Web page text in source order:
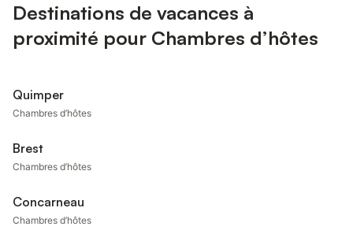
Destinations de vacances à
proximité pour Chambres d’hôtes
Quimper
Chambres d’hôtes
Brest
Chambres d’hôtes
Concarneau
Chambres d’hôtes